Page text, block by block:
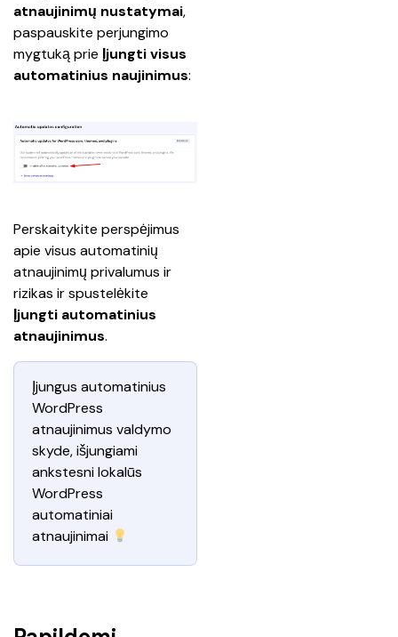
atnaujinimų nustatymai,
paspauskite perjungimo
mygtuką prie Įjungti visus
automatinius naujinimus:
Perskaitykite perspėjimus
apie visus automatinių
atnaujinimų privalumus ir
rizikas ir spustelėkite
Įjungti automatinius
atnaujinimus.
Įjungus automatinius
WordPress
atnaujinimus valdymo
skyde, išjungiami
ankstesni lokalūs
WordPress
automatiniai
atnaujinimai